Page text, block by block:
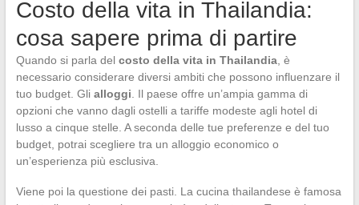
Costo della vita in Thailandia:
cosa sapere prima di partire
Quando si parla del costo della vita in Thailandia, è
necessario considerare diversi ambiti che possono influenzare il
tuo budget. Gli alloggi . Il paese offre un’ampia gamma di
opzioni che vanno dagli ostelli a tariffe modeste agli hotel di
lusso a cinque stelle. A seconda delle tue preferenze e del tuo
budget, potrai scegliere tra un alloggio economico o
un’esperienza più esclusiva.
Viene poi la questione dei pasti. La cucina thailandese è famosa